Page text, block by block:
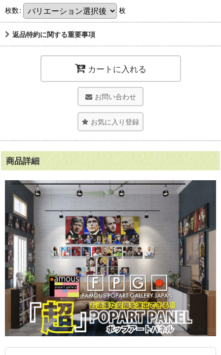
枚数: 枚
返品特約に関する重要事項
カートに入れる
お問い合わせ
お気に入り登録
商品詳細